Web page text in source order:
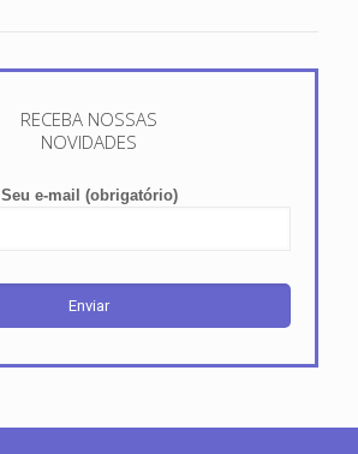
RECEBA NOSSAS
NOVIDADES
Seu e-mail (obrigatório)